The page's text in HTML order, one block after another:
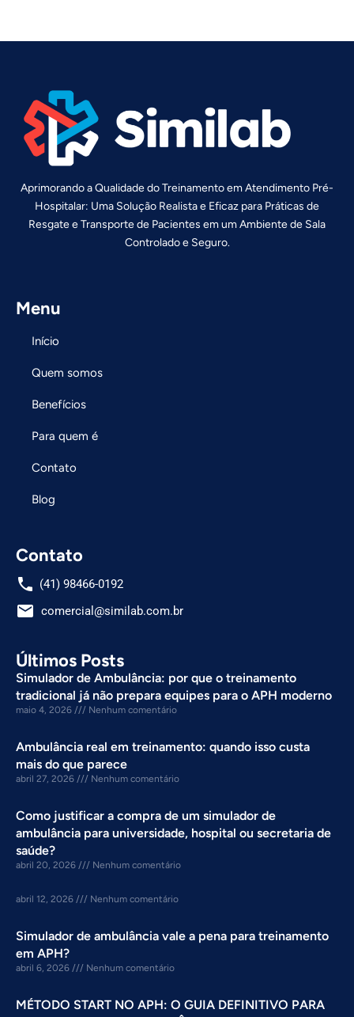
Aprimorando a Qualidade do Treinamento em Atendimento Pré-
Hospitalar: Uma Solução Realista e Eficaz para Práticas de
Resgate e Transporte de Pacientes em um Ambiente de Sala
Controlado e Seguro.
Menu
Início
Quem somos
Benefícios
Para quem é
Contato
Blog
Contato
phone (41) 98466-0192
email comercial@similab.com.br
Últimos Posts
Simulador de Ambulância: por que o treinamento
tradicional já não prepara equipes para o APH moderno
maio 4, 2026 Nenhum comentário
Ambulância real em treinamento: quando isso custa
mais do que parece
abril 27, 2026 Nenhum comentário
Como justificar a compra de um simulador de
ambulância para universidade, hospital ou secretaria de
saúde?
abril 20, 2026 Nenhum comentário
abril 12, 2026 Nenhum comentário
Simulador de ambulância vale a pena para treinamento
em APH?
abril 6, 2026 Nenhum comentário
MÉTODO START NO APH: O GUIA DEFINITIVO PARA